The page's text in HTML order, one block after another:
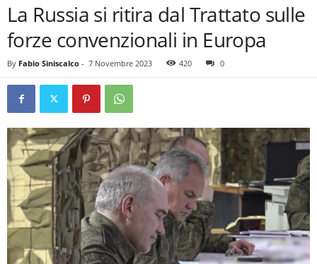
La Russia si ritira dal Trattato sulle
forze convenzionali in Europa
By Fabio Siniscalco - 7 Novembre 2023 420 0